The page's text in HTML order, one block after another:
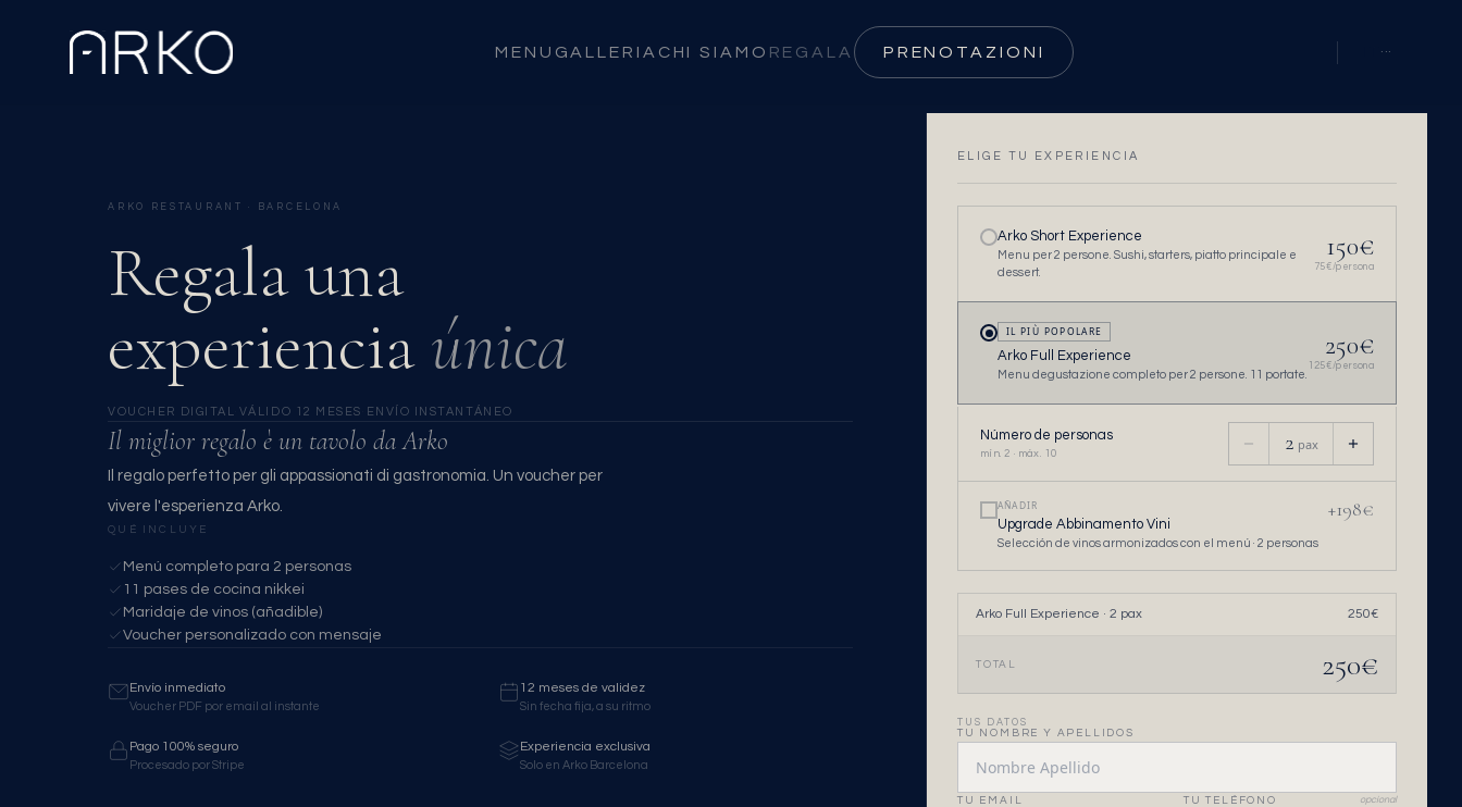
MENU GALLERIA CHI SIAMO REGALA PRENOTAZIONI ···
ARKO RESTAURANT · BARCELONA
Regala una
experienciaúnica
VOUCHER DIGITAL VÁLIDO 12 MESES ENVÍO INSTANTÁNEO
Il miglior regalo è un tavolo da Arko
Il regalo perfetto per gli appassionati di gastronomia. Un voucher per
vivere l'esperienza Arko.
QUÉ INCLUYE
Menú completo para 2 personas
11 pases de cocina nikkei
Maridaje de vinos (añadible)
Voucher personalizado con mensaje
Envío inmediato
Voucher PDF por email al instante
12 meses de validez
Sin fecha fija, a su ritmo
Pago 100% seguro
Procesado por Stripe
Experiencia exclusiva
Solo en Arko Barcelona
ELIGE TU EXPERIENCIA
Arko Short Experience
Menu per 2 persone. Sushi, starters, piatto principale e
dessert.
150€
75€/persona
IL PIÙ POPOLARE
Arko Full Experience
Menu degustazione completo per 2 persone. 11 portate.
250€
125€/persona
Número de personas
mín. 2 · máx. 10 2 pax
AÑADIR
Upgrade Abbinamento Vini
Selección de vinos armonizados con el menú · 2 personas
+198€
Arko Full Experience · 2 pax 250€
TOTAL 250€
TUS DATOS
TU NOMBRE Y APELLIDOS
TU EMAIL TU TELÉFONO opcional